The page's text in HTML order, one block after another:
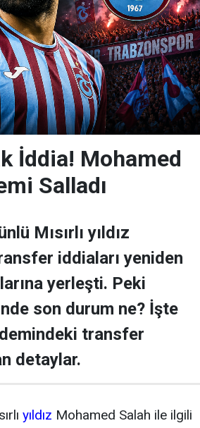
İddia! Mohamed
Salladı
Mısırlı yıldız
iddiaları yeniden
yerleşti. Peki
son durum ne? İşte
transfer
detaylar.
yıldız Mohamed Salah ile ilgili